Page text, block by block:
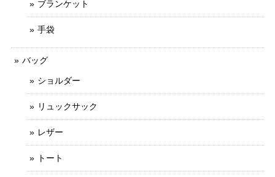
ブランケット
手袋
バッグ
ショルダー
リュックサック
レザー
トート